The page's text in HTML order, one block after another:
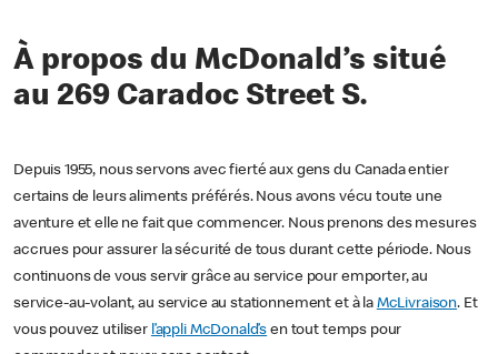
À propos du McDonald’s situé
au 269 Caradoc Street S.
Depuis 1955, nous servons avec fierté aux gens du Canada entier
certains de leurs aliments préférés. Nous avons vécu toute une
aventure et elle ne fait que commencer. Nous prenons des mesures
accrues pour assurer la sécurité de tous durant cette période. Nous
continuons de vous servir grâce au service pour emporter, au
service-au-volant, au service au stationnement et à la McLivraison. Et
vous pouvez utiliser l’appli McDonald’s en tout temps pour